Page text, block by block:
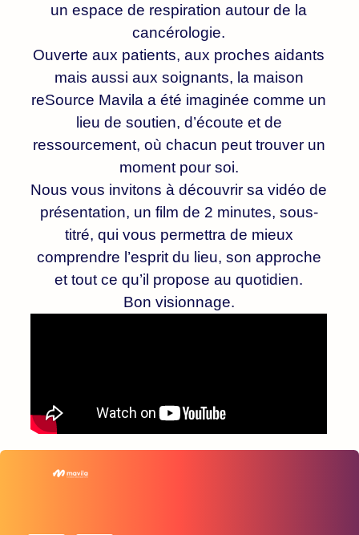
un espace de respiration autour de la
cancérologie.
Ouverte aux patients, aux proches aidants
mais aussi aux soignants, la maison
reSource Mavila a été imaginée comme un
lieu de soutien, d’écoute et de
ressourcement, où chacun peut trouver un
moment pour soi.
Nous vous invitons à découvrir sa vidéo de
présentation, un film de 2 minutes, sous-
titré, qui vous permettra de mieux
comprendre l’esprit du lieu, son approche
et tout ce qu’il propose au quotidien.
Bon visionnage.